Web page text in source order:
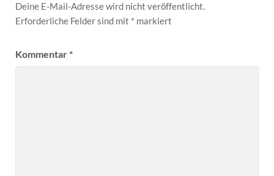
Deine E-Mail-Adresse wird nicht veröffentlicht.
Erforderliche Felder sind mit * markiert
Kommentar*